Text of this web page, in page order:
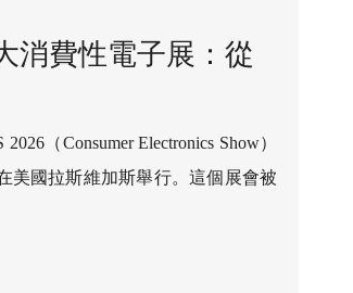
消費性電子展：從
（Consumer Electronics Show）
美國拉斯維加斯舉行。這個展會被